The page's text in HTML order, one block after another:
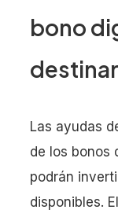
bono
Las ayudas
de los bonos
podrán
disponibles. El